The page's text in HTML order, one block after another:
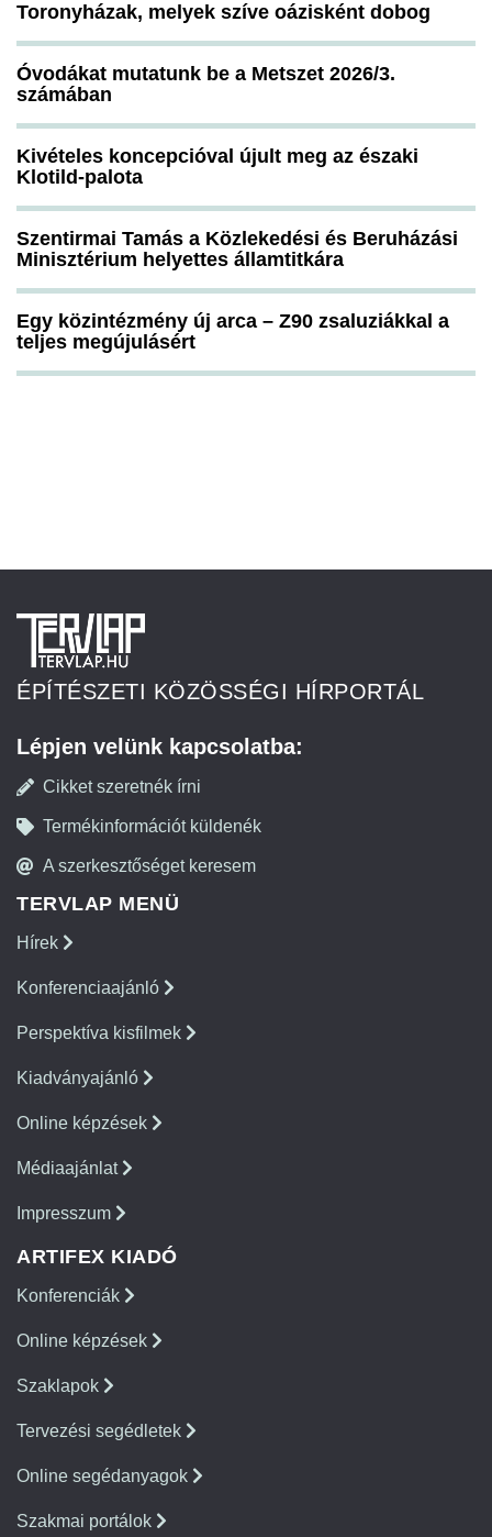
Toronyházak, melyek szíve oázisként dobog
Óvodákat mutatunk be a Metszet 2026/3.
számában
Kivételes koncepcióval újult meg az északi
Klotild-palota
Szentirmai Tamás a Közlekedési és Beruházási
Minisztérium helyettes államtitkára
Egy közintézmény új arca – Z90 zsaluziákkal a
teljes megújulásért
ÉPÍTÉSZETI KÖZÖSSÉGI HÍRPORTÁL
Lépjen velünk kapcsolatba:
Cikket szeretnék írni
Termékinformációt küldenék
A szerkesztőséget keresem
TERVLAP MENÜ
Hírek
Konferenciaajánló
Perspektíva kisfilmek
Kiadványajánló
Online képzések
Médiaajánlat
Impresszum
ARTIFEX KIADÓ
Konferenciák
Online képzések
Szaklapok
Tervezési segédletek
Online segédanyagok
Szakmai portálok